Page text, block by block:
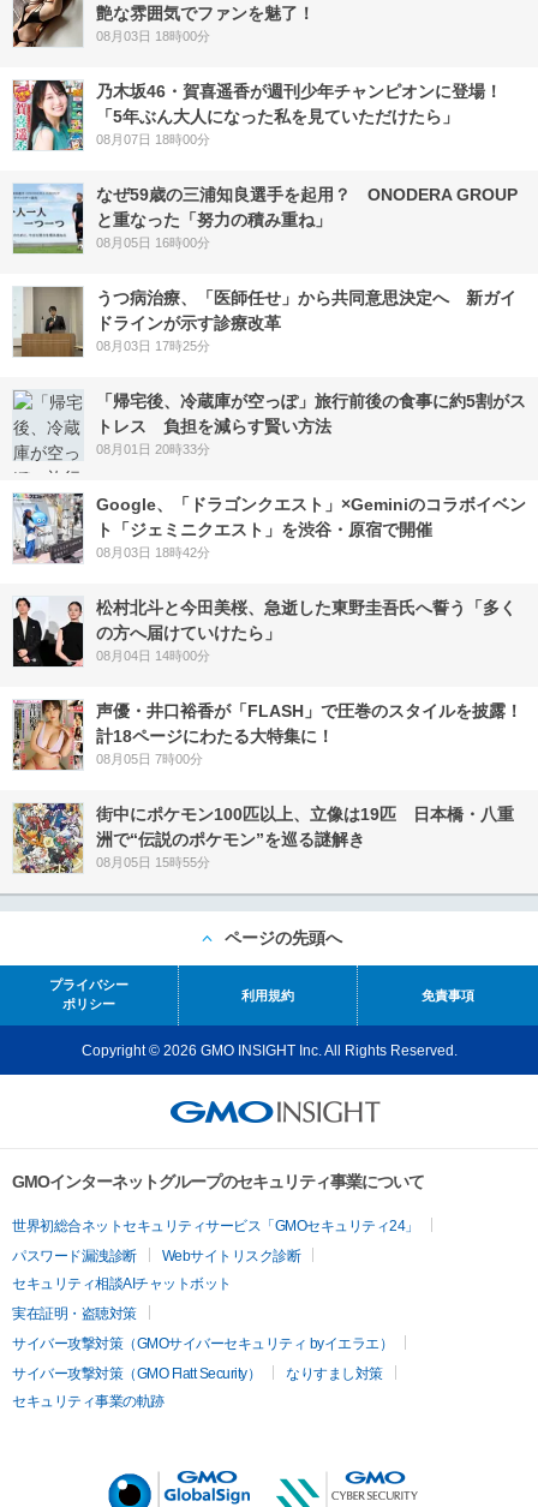
艶な雰囲気でファンを魅了！
08月03日 18時00分
乃木坂46・賀喜遥香が週刊少年チャンピオンに登場！
「5年ぶん大人になった私を見ていただけたら」
08月07日 18時00分
なぜ59歳の三浦知良選手を起用？ ONODERA GROUP
と重なった「努力の積み重ね」
08月05日 16時00分
うつ病治療、「医師任せ」から共同意思決定へ 新ガイ
ドラインが示す診療改革
08月03日 17時25分
「帰宅後、冷蔵庫が空っぽ」旅行前後の食事に約5割がス
トレス 負担を減らす賢い方法
08月01日 20時33分
Google、「ドラゴンクエスト」×Geminiのコラボイベン
ト「ジェミニクエスト」を渋谷・原宿で開催
08月03日 18時42分
松村北斗と今田美桜、急逝した東野圭吾氏へ誓う「多く
の方へ届けていけたら」
08月04日 14時00分
声優・井口裕香が「FLASH」で圧巻のスタイルを披露！
計18ページにわたる大特集に！
08月05日 7時00分
街中にポケモン100匹以上、立像は19匹 日本橋・八重
洲で“伝説のポケモン”を巡る謎解き
08月05日 15時55分
ページの先頭へ
プライバシー
ポリシー
利用規約 免責事項
Copyright © 2026 GMO INSIGHT Inc. All Rights Reserved.
GMOインターネットグループのセキュリティ事業について
世界初総合ネットセキュリティサービス「GMOセキュリティ24」
パスワード漏洩診断
Webサイトリスク診断
セキュリティ相談AIチャットボット
実在証明・盗聴対策
サイバー攻撃対策（GMOサイバーセキュリティ byイエラエ）
サイバー攻撃対策（GMO Flatt Security）
なりすまし対策
セキュリティ事業の軌跡